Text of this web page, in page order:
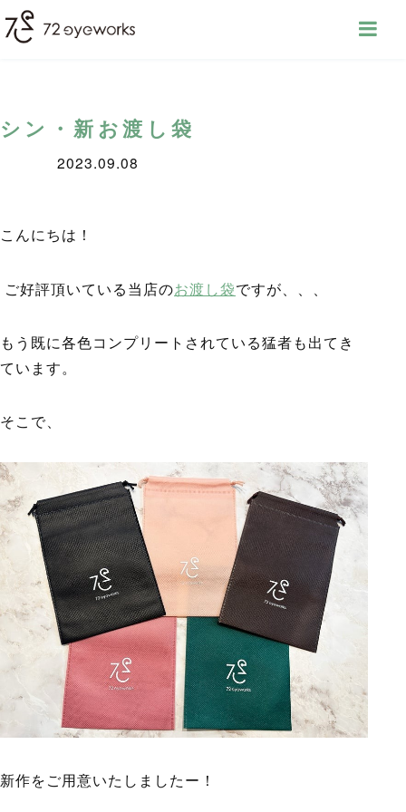
シン・新お渡し袋
2023.09.08
こんにちは！
ご好評頂いている当店のお渡し袋ですが、、、
もう既に各色コンプリートされている猛者も出てき
ています。
そこで、
新作をご用意いたしましたー！